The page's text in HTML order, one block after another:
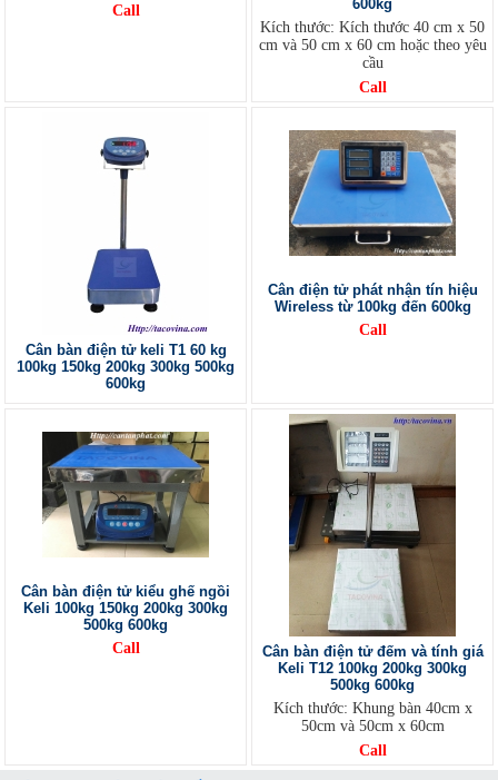
Call
600kg
Kích thước: Kích thước 40 cm x 50
cm và 50 cm x 60 cm hoặc theo yêu
cầu
Call
Cân bàn điện tử keli T1 60 kg
100kg 150kg 200kg 300kg 500kg
600kg
Cân điện tử phát nhận tín hiệu
Wireless từ 100kg đến 600kg
Call
Cân bàn điện tử kiểu ghế ngồi
Keli 100kg 150kg 200kg 300kg
500kg 600kg
Call
Cân bàn điện tử đếm và tính giá
Keli T12 100kg 200kg 300kg
500kg 600kg
Kích thước: Khung bàn 40cm x
50cm và 50cm x 60cm
Call